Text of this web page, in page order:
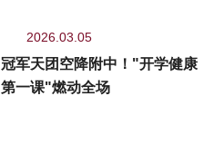
2026.03.05
冠军天团空降附中！"开学健康
第一课"燃动全场